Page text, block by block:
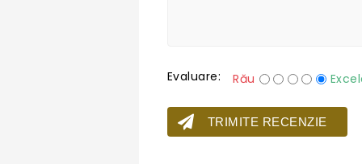
Evaluare: Rău
TRIMITE RECENZIE